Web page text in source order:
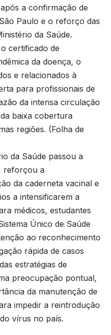
a confirmação de
Paulo e o reforço das
da Saúde.
certificado de
da doença, o
e relacionados à
para profissionais de
da intensa circulação
baixa cobertura
regiões. (Folha de
da Saúde passou a
reforçou a
da caderneta vacinal e
a intensificarem a
médicos, estudantes
Único de Saúde
ao reconhecimento
rápida de casos
estratégias de
preocupação pontual,
da manutenção de
impedir a reintrodução
vírus no país.